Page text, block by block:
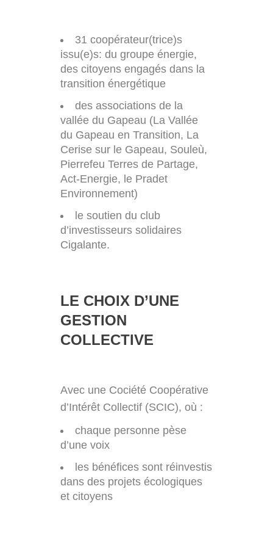
31 coopérateur(trice)s
issu(e)s: du groupe énergie,
des citoyens engagés dans la
transition énergétique
des associations de la
vallée du Gapeau (La Vallée
du Gapeau en Transition, La
Cerise sur le Gapeau, Souleù,
Pierrefeu Terres de Partage,
Act-Energie, le Pradet
Environnement)
le soutien du club
d’investisseurs solidaires
Cigalante.
LE CHOIX D’UNE
GESTION
COLLECTIVE
Avec une Cociété Coopérative
d’Intérêt Collectif (SCIC), où :
chaque personne pèse
d’une voix
les bénéfices sont réinvestis
dans des projets écologiques
et citoyens